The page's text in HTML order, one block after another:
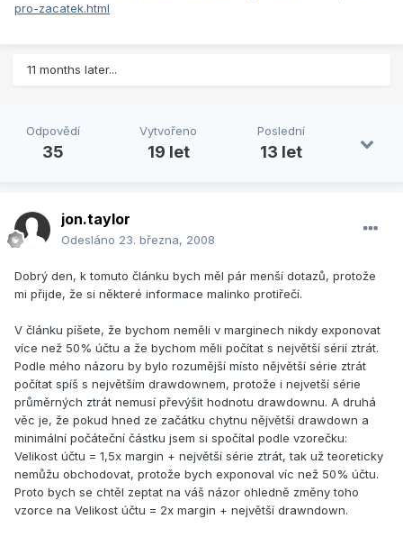
pro-zacatek.html
11 months later...
Odpovědí
35
Vytvořeno
19 let
Poslední
13 let
jon.taylor
Odesláno 23. března, 2008
Dobrý den, k tomuto článku bych měl pár menší dotazů, protože
mi přijde, že si některé informace malinko protiřečí.
V článku píšete, že bychom neměli v marginech nikdy exponovat
více než 50% účtu a že bychom měli počítat s největší sérií ztrát.
Podle mého názoru by bylo rozumější místo nějvětší série ztrát
počítat spíš s největším drawdownem, protože i nejvetší série
průměrných ztrát nemusí převýšit hodnotu drawdownu. A druhá
věc je, že pokud hned ze začátku chytnu nějvětší drawdown a
minimální počáteční částku jsem si spočítal podle vzorečku:
Velikost účtu = 1,5x margin + největší série ztrát, tak už teoreticky
nemůžu obchodovat, protože bych exponoval víc než 50% účtu.
Proto bych se chtěl zeptat na váš názor ohledně změny toho
vzorce na Velikost účtu = 2x margin + největší drawndown.